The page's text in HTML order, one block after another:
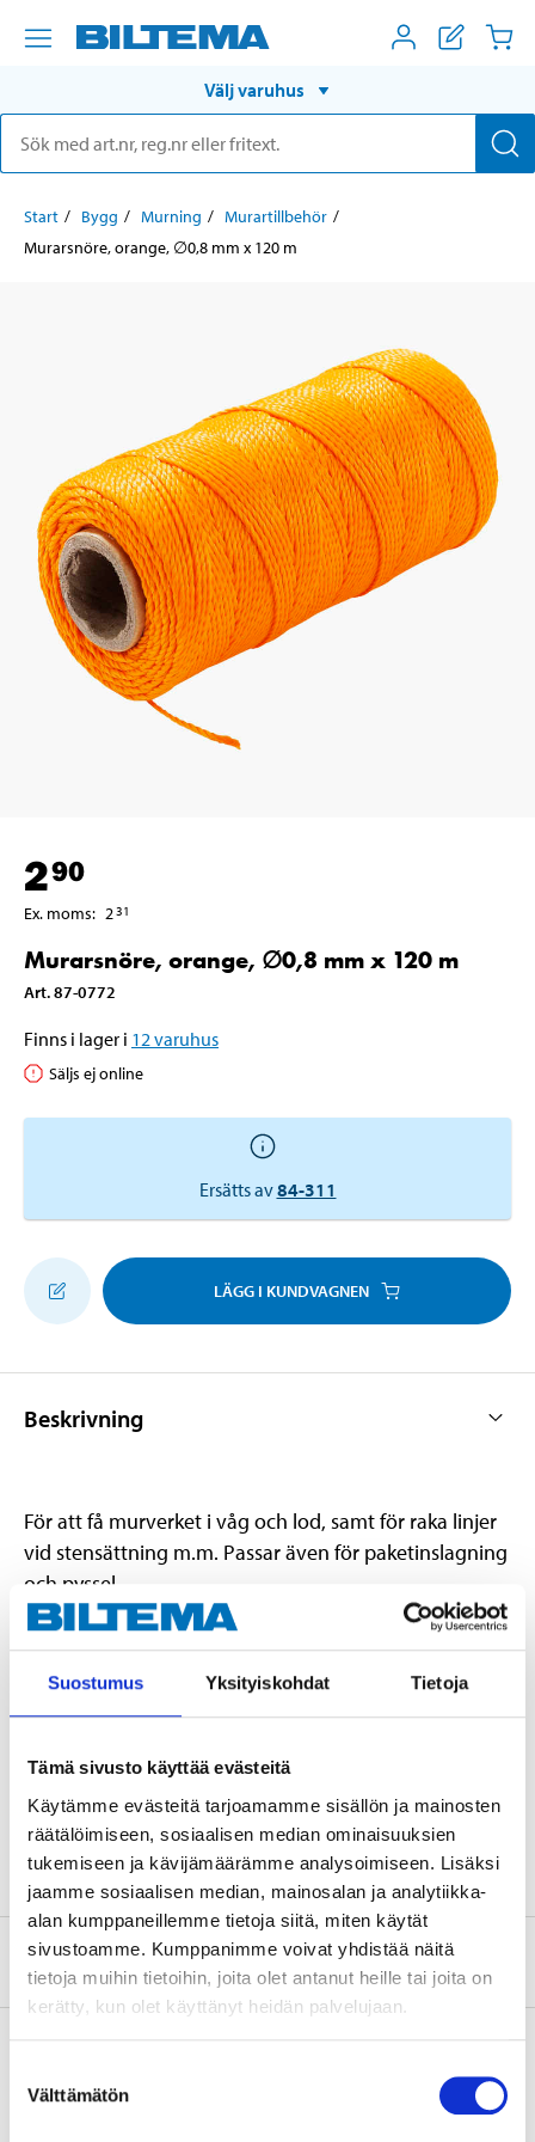
Suostumus Yksityiskohdat Tietoja
Tämä sivusto käyttää evästeitä
Käytämme evästeitä tarjoamamme sisällön ja mainosten
räätälöimiseen, sosiaalisen median ominaisuuksien
tukemiseen ja kävijämäärämme analysoimiseen. Lisäksi
jaamme sosiaalisen median, mainosalan ja analytiikka-
alan kumppaneillemme tietoja siitä, miten käytät
sivustoamme. Kumppanimme voivat yhdistää näitä
tietoja muihin tietoihin, joita olet antanut heille tai joita on
kerätty, kun olet käyttänyt heidän palvelujaan.
valinta
Välttämätön
Välj varuhus
Start Bygg Murning
Murartillbehör
Murarsnöre, orange, ∅0,8 mm x 120 m
290
Ex. moms: 231
Murarsnöre, orange, ∅0,8 mm x 120 m
Art.87-0772
Finns i lager i 12 varuhus
Säljs ej online
Ersätts av84-311
LÄGG I KUNDVAGNEN
Beskrivning
För att få murverket i våg och lod, samt för raka linjer
vid stensättning m.m. Passar även för paketinslagning
och pyssel.
Teknisk specifikation
Färg
Orange
Om tillverkaren